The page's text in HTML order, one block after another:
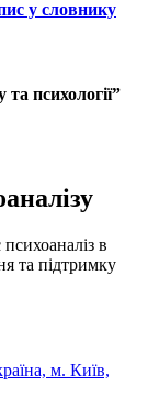
у словнику
психології”
в
та підтримку
м. Київ,